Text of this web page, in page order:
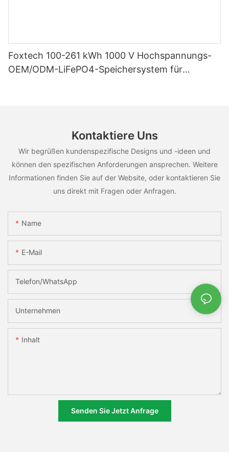
Foxtech 100-261 kWh 1000 V Hochspannungs-
OEM/ODM-LiFePO4-Speichersystem für
Kontaktiere Uns
Wir begrüßen kundenspezifische Designs und -ideen und
können den spezifischen Anforderungen ansprechen. Weitere
Informationen finden Sie auf der Website, oder kontaktieren Sie
uns direkt mit Fragen oder Anfragen.
Name
E-Mail
Telefon/WhatsApp
Unternehmen
Inhalt
Senden Sie Jetzt Anfrage